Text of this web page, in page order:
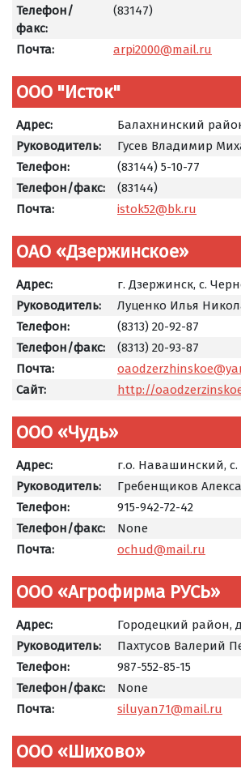
Телефон/
факс:
(83147)
Почта: arpi2000@mail.ru
ООО "Исток"
Адрес:
Балахнинский
Руководитель:
Гусев Владимир
Телефон:
(83144) 5-10-77
Телефон/факс:
(83144)
Почта:
istok52@bk.ru
ОАО «Дзержинское»
Адрес:
г. Дзержинск, с.
Руководитель:
Луценко Илья
Телефон:
(8313) 20-92-87
Телефон/факс:
(8313) 20-93-87
Почта:
Сайт:
http://
ООО «Чудь»
Адрес:
г.о. Навашинский, с.
Руководитель:
Гребенщиков
Телефон:
915-942-72-42
Телефон/факс:
None
Почта:
ochud@mail.ru
ООО «Агрофирма РУСЬ»
Адрес:
Городецкий район,
Руководитель:
Пахтусов Валерий
Телефон:
987-552-85-15
Телефон/факс:
None
Почта:
siluyan71@mail.ru
ООО «Шихово»